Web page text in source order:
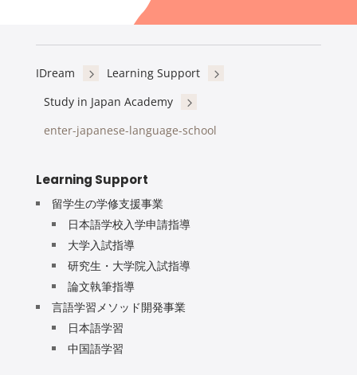
IDream 5 Learning Support 5
Study in Japan Academy 5
enter-japanese-language-school
Learning Support
留学生の学修支援事業
日本語学校入学申請指導
大学入試指導
研究生・大学院入試指導
論文執筆指導
言語学習メソッド開発事業
日本語学習
中国語学習